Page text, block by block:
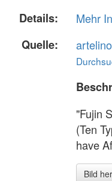
Details:
Mehr
Quelle:
"Fujin
(Ten
have
Bild